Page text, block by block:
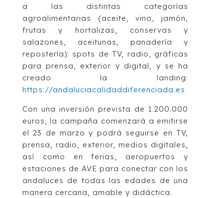
a las distintas categorías
agroalimentarias (aceite, vino, jamón,
frutas y hortalizas, conservas y
salazones, aceitunas, panadería y
repostería): spots de TV, radio, gráficas
para prensa, exterior y digital, y se ha
creado la landing:
https://andaluciacalidaddiferenciada.es
Con una inversión prevista de 1.200.000
euros, la campaña comenzará a emitirse
el 23 de marzo y podrá seguirse en TV,
prensa, radio, exterior, medios digitales,
así como en ferias, aeropuertos y
estaciones de AVE para conectar con los
andaluces de todas las edades de una
manera cercana, amable y didáctica.